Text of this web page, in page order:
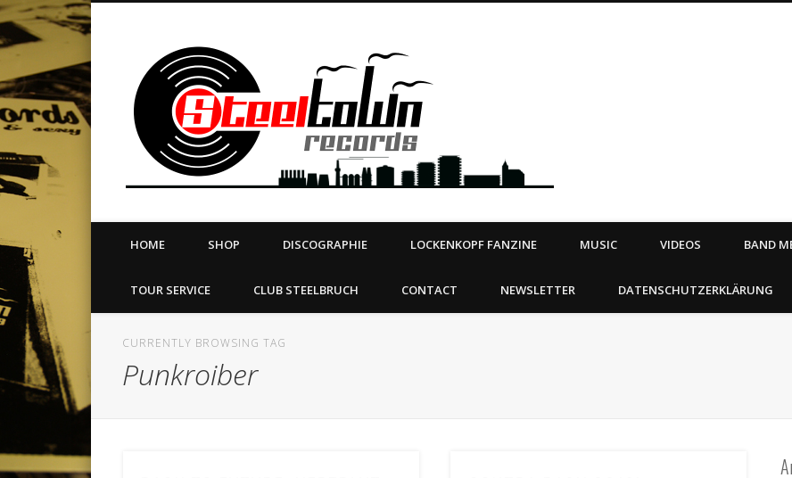
Steeltown Records
LABEL | MERCH | PRINT | DIY | FANZINE | TOURSERVICE | BOOKING
VimeoDribble LinkedIn
HOME SHOP DISCOGRAPHIE LOCKENKOPF FANZINE MUSIC VIDEOS BAND
TOUR SERVICE CLUB STEELBRUCH CONTACT NEWSLETTER DATENSCHUTZERKLÄRUNG
CURRENTLY BROWSING TAG
Punkroiber